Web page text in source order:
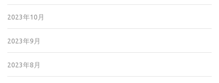
2023年10月
2023年9月
2023年8月